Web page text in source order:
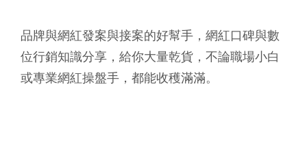
品牌與網紅發案與接案的好幫手，網紅口碑與數
位行銷知識分享， 給你大量乾貨，不論職場小白
或專業網紅操盤手，都能收穫滿滿。